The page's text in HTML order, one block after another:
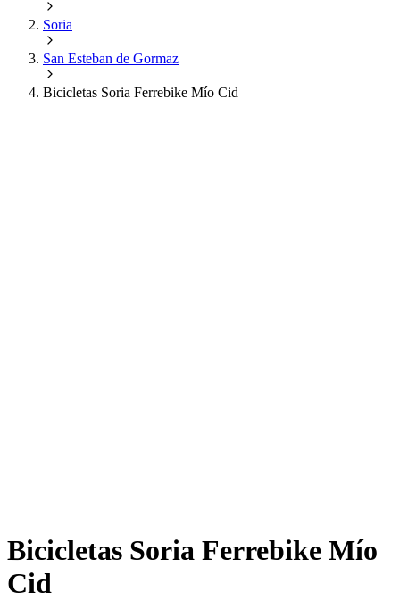
Soria
San Esteban de Gormaz
Bicicletas Soria Ferrebike Mío Cid
Bicicletas Soria Ferrebike Mío
Cid